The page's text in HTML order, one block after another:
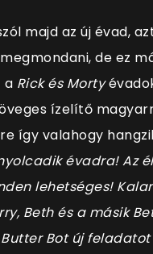
majd az új évad,
de ez
a Rick és Morty
ízelítő
így valahogy
évadra! Az
lehetséges!
Beth és a másik
Bot új